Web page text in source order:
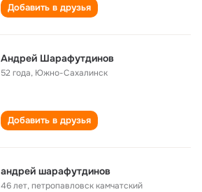
Добавить в друзья
Андрей Шарафутдинов
52 года, Южно-Сахалинск
Добавить в друзья
андрей шарафутдинов
46 лет,петропавловск камчатский